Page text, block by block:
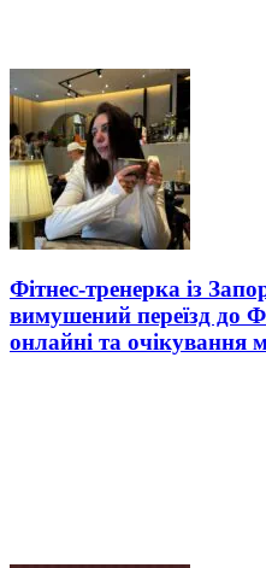
Фітнес-тренерка із
вимушений переїзд до
онлайні та очікування